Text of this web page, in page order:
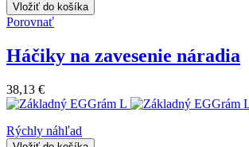
Vložiť do košíka
Porovnať
Háčiky na zavesenie náradia
38,13 €
Rýchly náhľad